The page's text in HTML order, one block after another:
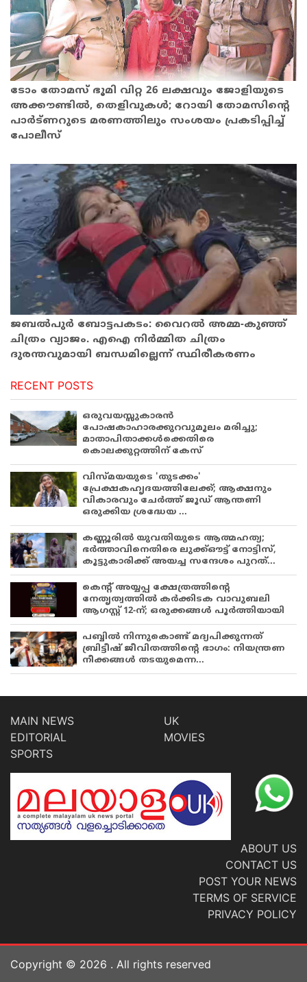
ടോം ​തോ​മ​സ് ഭൂമി വിറ്റ 26 ല​ക്ഷവും ജോ​ളി​യു​ടെ
അ​ക്കൗ​ണ്ടിൽ, തെളിവുകൾ; റോയി തോമസിന്‍റെ
പാർട്ണറുടെ മരണത്തിലും സംശയം പ്രകടിപ്പിച്ച്
പോലീസ്
ജബൽപുര്‍ ബോട്ടപകടം: വൈറൽ അമ്മ-കുഞ്ഞ്
ചിത്രം വ്യാജം. എഐ നിർമ്മിത ചിത്രം
ദുരന്തവുമായി ബന്ധമില്ലെന്ന് സ്ഥിരീകരണം
RECENT POSTS
ഒരുവയസ്സുകാരൻ
പോഷകാഹാരക്കുറവുമൂലം മരിച്ചു;
മാതാപിതാക്കൾക്കെതിരെ
കൊലക്കുറ്റത്തിന് കേസ്
വിസ്മയയുടെ 'തുടക്കം'
പ്രേക്ഷകഹൃദയത്തിലേക്ക്; ആക്ഷനും
വികാരവും ചേർത്ത് ജൂഡ് ആന്തണി
ഒരുക്കിയ ശ്രദ്ധേയ ...
കണ്ണൂരിൽ യുവതിയുടെ ആത്മഹത്യ;
ഭർത്താവിനെതിരെ ലുക്ക്ഔട്ട് നോട്ടിസ്,
കൂട്ടുകാരിക്ക് അയച്ച സന്ദേശം പുറത്...
കെന്റ് അയ്യപ്പ ക്ഷേത്രത്തിന്റെ
നേതൃത്വത്തിൽ കർക്കിടക വാവുബലി
ആഗസ്റ്റ് 12-ന്; ഒരുക്കങ്ങൾ പൂർത്തിയായി
പബ്ബില്‍ നിന്നുകൊണ്ട് മദ്യപിക്കുന്നത്
ബ്രിട്ടീഷ് ജീവിതത്തിന്റെ ഭാഗം: നിയന്ത്രണ
നീക്കങ്ങള്‍ തടയുമെന്ന...
MAIN NEWS
EDITORIAL
SPORTS
UK
MOVIES
ABOUT US
CONTACT US
POST YOUR NEWS
TERMS OF SERVICE
PRIVACY POLICY
Copyright © 2026 . All rights reserved